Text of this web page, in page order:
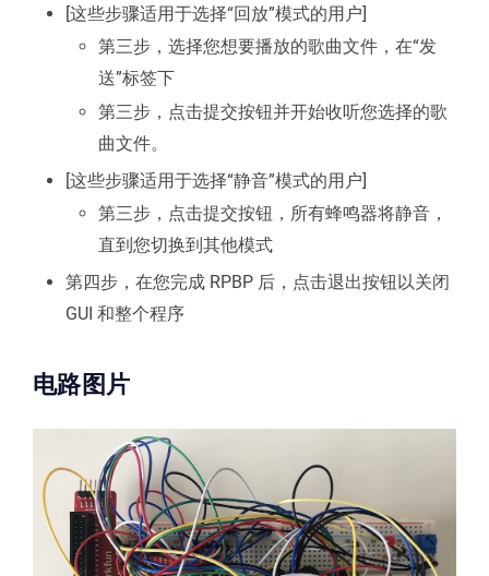
[这些步骤适用于选择“回放”模式的用户]
第三步，选择您想要播放的歌曲文件，在“发
送”标签下
第三步，点击提交按钮并开始收听您选择的歌
曲文件。
[这些步骤适用于选择“静音”模式的用户]
第三步，点击提交按钮，所有蜂鸣器将静音，
直到您切换到其他模式
第四步，在您完成 RPBP 后，点击退出按钮以关闭
GUI 和整个程序
电路图片